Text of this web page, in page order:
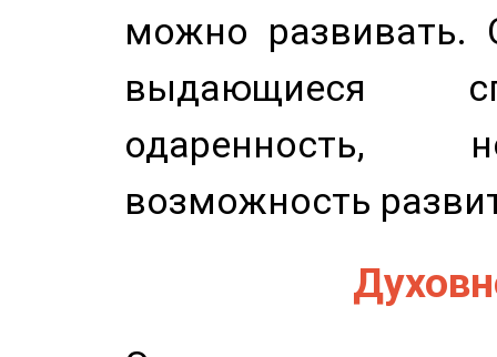
можно развивать.
выдающиеся
одаренность,
возможность